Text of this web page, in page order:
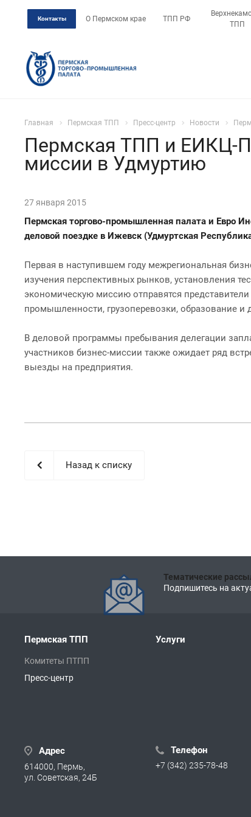
Контакты О Пермском крае ТПП РФ
ТПП
Главная Пермская ТПП Пресс-центр Новости
Пермская ТПП и ЕИКЦ-
миссии в Удмуртию
27 января 2015
Пермская торгово-промышленная палата и Евро
деловой поездке в Ижевск (Удмуртская
Первая в наступившем году межрегиональная
изучения перспективных рынков, установления
экономическую миссию отправятся
промышленности, грузоперевозки, образование и
В деловой программы пребывания делегации
участников бизнес-миссии также ожидает ряд
выезды на предприятия.
Назад к списку
Тематические
Подпишитесь на
Пермская ТПП
Комитеты ПТПП
Пресс-центр
Услуги
Адрес
614000, Пермь,
ул. Советская, 24Б
Телефон
+7 (342) 235-78-48